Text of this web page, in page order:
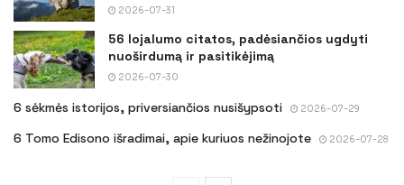
2026-07-31
56 lojalumo citatos, padėsiančios ugdyti
nuoširdumą ir pasitikėjimą
2026-07-30
6 sėkmės istorijos, priversiančios nusišypsoti 2026-07-29
6 Tomo Edisono išradimai, apie kuriuos nežinojote 2026-07-28